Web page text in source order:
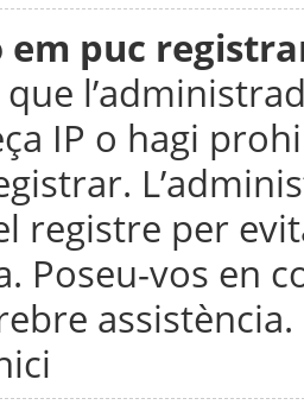
em puc
que
IP o hagi
registre per
Poseu-vos en
assistència.